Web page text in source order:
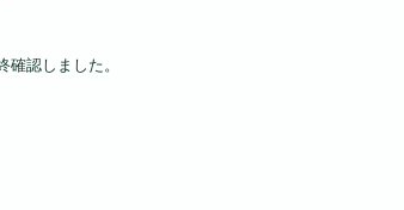
認しました。